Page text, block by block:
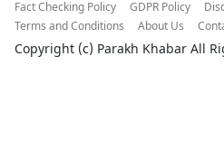
Fact Checking Policy
GDPR Policy
Terms and Conditions
About Us
Copyright (c) Parakh Khabar All